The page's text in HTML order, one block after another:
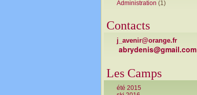
Administration (1)
Contacts
j_avenir@orange.fr
abrydenis@gmail.com
Les Camps
été 2015